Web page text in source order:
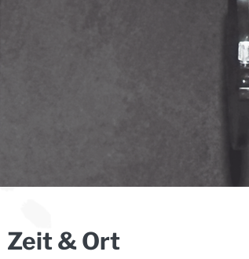
Zeit & Ort